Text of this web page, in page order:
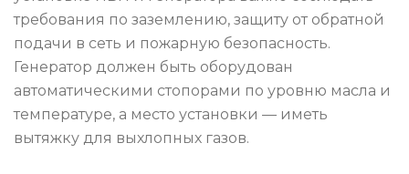
требования по заземлению, защиту от обратной
подачи в сеть и пожарную безопасность.
Генератор должен быть оборудован
автоматическими стопорами по уровню масла и
температуре, а место установки — иметь
вытяжку для выхлопных газов.